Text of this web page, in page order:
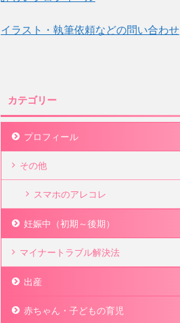
イラスト・執筆依頼などの問い合わせ
カテゴリー
プロフィール
その他
スマホのアレコレ
妊娠中（初期～後期）
マイナートラブル解決法
出産
赤ちゃん・子どもの育児